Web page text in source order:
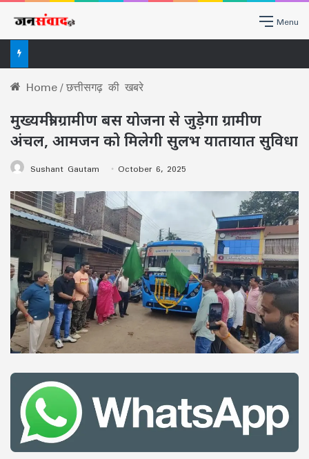
Menu
Home/छत्तीसगढ़ की खबरे
मुख्यमंत्री ग्रामीण बस योजना से जुड़ेगा ग्रामीण
अंचल, आमजन को मिलेगी सुलभ यातायात सुविधा
Sushant Gautam October 6, 2025